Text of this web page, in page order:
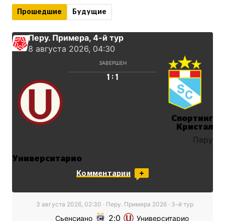
Прошедшие Будущие
Перу. Примера, 4-й тур
8 августа 2026, 04:30
ЗАВЕРШЕН
1 : 1
Университарио
Спортинг
Кристал
Перу
Комментарии
3 августа 2026, 02:30 · Перу. Примера 2026· 3-й тур
Сьенсиано 2 0 Университарио